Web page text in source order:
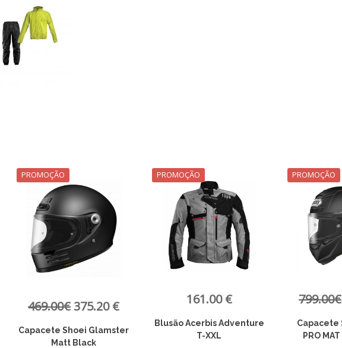
PROMOÇÃO
161.00 €
T-XXL
PROMOÇÃO
799.00€639.20 €
Capacete Shoei X-SPR
PRO MAT BLACK T-S
PROMOÇÃO
899.00€
Capacete
PRO